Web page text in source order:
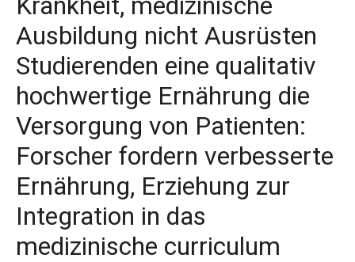
Ausbildung nicht Ausrüsten
Studierenden eine qualitativ
hochwertige Ernährung die
Versorgung von Patienten:
Forscher fordern verbesserte
Ernährung, Erziehung zur
Integration in das
medizinische curriculum